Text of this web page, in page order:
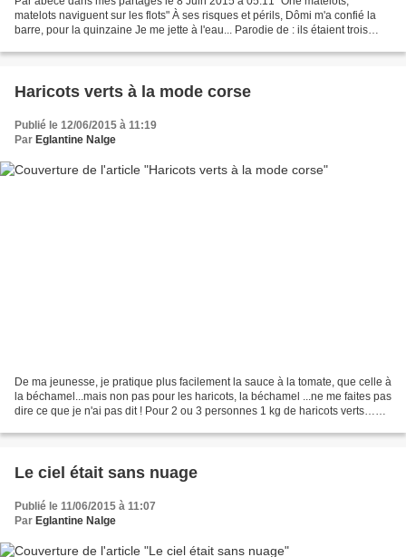
matelots naviguent sur les flots" À ses risques et périls, Dômi m'a confié la
barre, pour la quinzaine Je me jette à l'eau... Parodie de : ils étaient trois
Haricots verts à la mode corse
Publié le 12/06/2015 à 11:19
Par Eglantine Nalge
De ma jeunesse, je pratique plus facilement la sauce à la tomate, que celle à
la béchamel...mais non pas pour les haricots, la béchamel ...ne me faites pas
dire ce que je n'ai pas dit ! Pour 2 ou 3 personnes 1 kg de haricots verts…
Le ciel était sans nuage
Publié le 11/06/2015 à 11:07
Par Eglantine Nalge